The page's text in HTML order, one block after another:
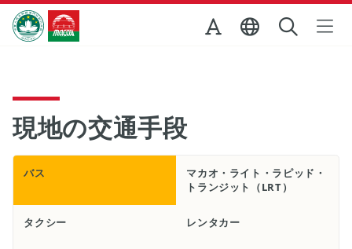
Skip to Main Content
マカオ政府観光局
現地の交通手段
バス
マカオ・ライト・ラピッド・
トランジット（LRT）
タクシー レンタカー